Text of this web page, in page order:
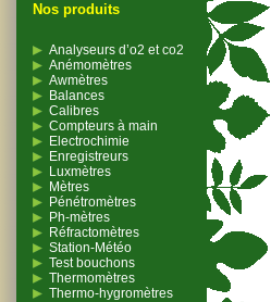
Nos produits
Analyseurs d’o2 et co2
Anémomètres
Awmètres
Balances
Calibres
Compteurs à main
Electrochimie
Enregistreurs
Luxmètres
Mètres
Pénétromètres
Ph-mètres
Réfractomètres
Station-Météo
Test bouchons
Thermomètres
Thermo-hygromètres